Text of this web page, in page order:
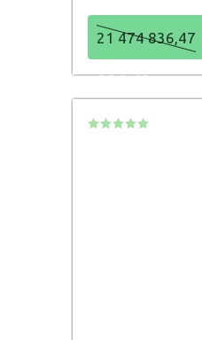
21 474 836,47
836,48Р